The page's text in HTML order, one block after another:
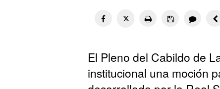
El Pleno del Cabildo de
institucional una moción